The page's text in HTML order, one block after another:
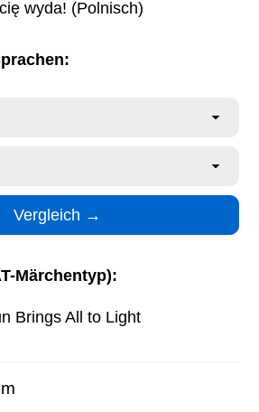
wyda! (Polnisch)
Märchentyp):
Brings All to Light